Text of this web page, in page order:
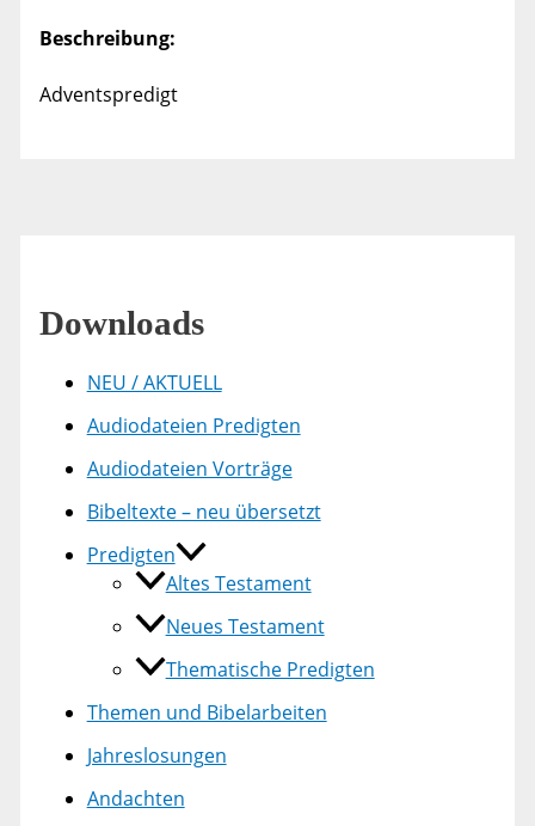
Beschreibung:
Adventspredigt
Downloads
NEU / AKTUELL
Audiodateien Predigten
Audiodateien Vorträge
Bibeltexte – neu übersetzt
Predigten
Altes Testament
Neues Testament
Thematische Predigten
Themen und Bibelarbeiten
Jahreslosungen
Andachten